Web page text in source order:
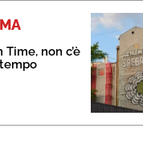
Time, non c’è